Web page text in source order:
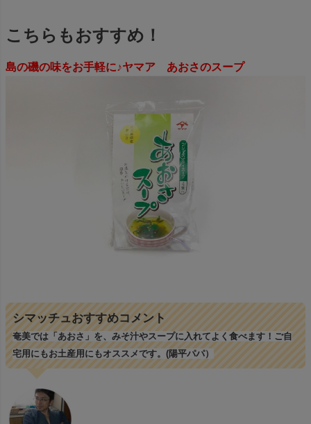
こちらもおすすめ！
島の磯の味をお手軽に♪ヤマア あおさのスープ
シマッチュおすすめコメント
奄美では「あおさ」を、みそ汁やスープに入れてよく食べます！ご自
宅用にもお土産用にもオススメです。(陽平パパ）